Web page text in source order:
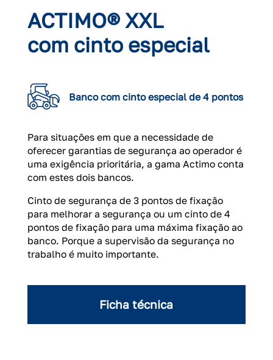
ACTIMO® XXL
com cinto especial
Banco com cinto especial de 4 pontos
Para situações em que a necessidade de
oferecer garantias de segurança ao operador é
uma exigência prioritária, a gama Actimo conta
com estes dois bancos.
Cinto de segurança de 3 pontos de fixação
para melhorar a segurança ou um cinto de 4
pontos de fixação para uma máxima fixação ao
banco. Porque a supervisão da segurança no
trabalho é muito importante.
Ficha técnica